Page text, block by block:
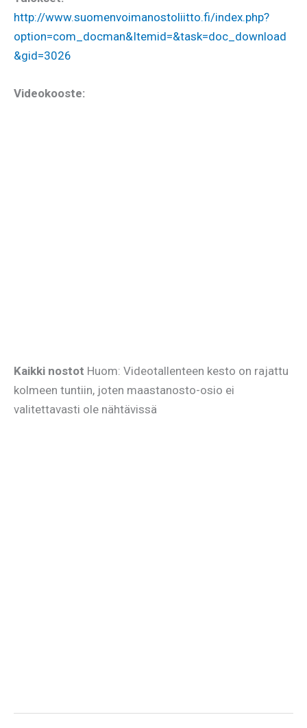
http://www.suomenvoimanostoliitto.fi/index.php?
option=com_docman&Itemid=&task=doc_download
&gid=3026
Videokooste:
Kaikki nostot Huom: Videotallenteen kesto on rajattu
kolmeen tuntiin, joten maastanosto-osio ei
valitettavasti ole nähtävissä